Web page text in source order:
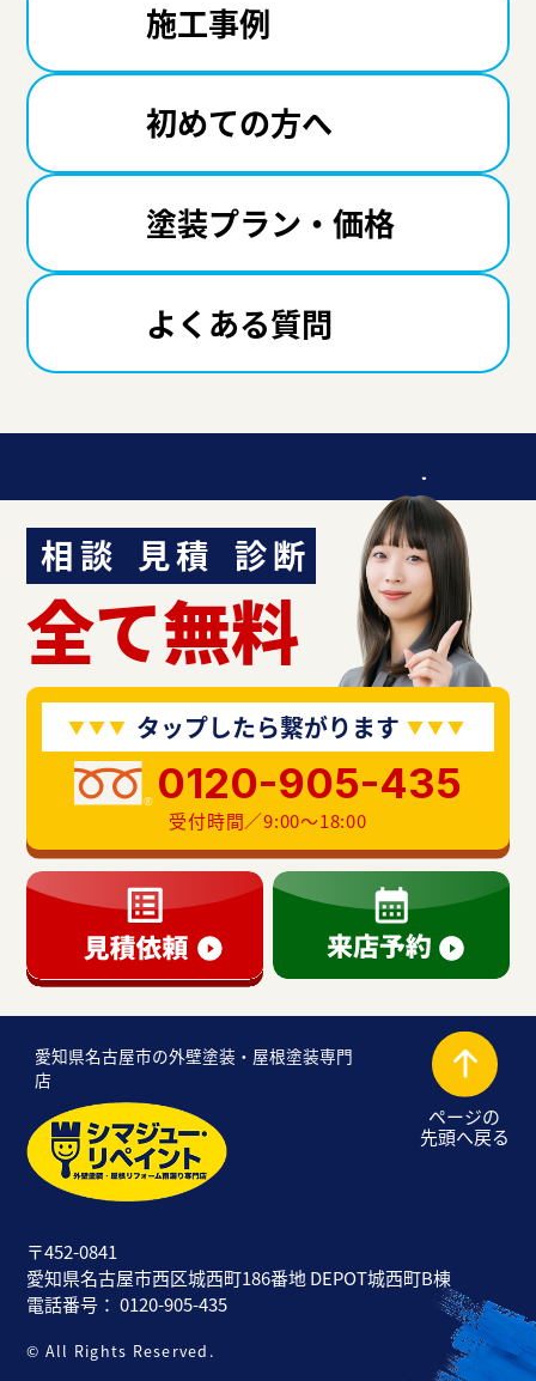
施工事例
初めての方へ
塗装プラン・価格
よくある質問
迷ったら聞いてみよう！
相談 見積 診断
全て無料
タップしたら繋がります
0120-905-435
受付時間／9:00〜18:00
ページの
先頭へ戻る
愛知県名古屋市の外壁塗装・屋根塗装専門
店
〒452-0841
愛知県名古屋市西区城西町186番地 DEPOT城西町B棟
電話番号： 0120-905-435
© All Rights Reserved.